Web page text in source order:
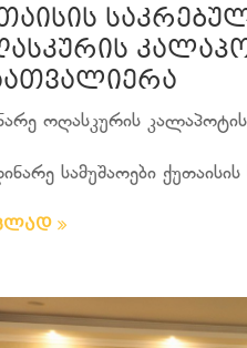
ოღასკურის
სამუშაოები